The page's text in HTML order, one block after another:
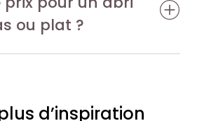
ou plat ?
d’inspiration